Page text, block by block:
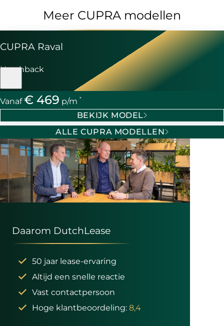
Meer CUPRA modellen
CUPRA Raval
Hatchback
Vanaf€ 469 p/m *
BEKIJK MODEL
ALLE CUPRA MODELLEN
Daarom DutchLease
50 jaar lease-ervaring
Altijd een snelle reactie
Vast contactpersoon
Hoge klantbeoordeling: 8,4